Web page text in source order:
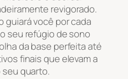
revigorado.
guiará você por cada
seu refúgio de sono
da base perfeita até
finais que elevam a
quarto.